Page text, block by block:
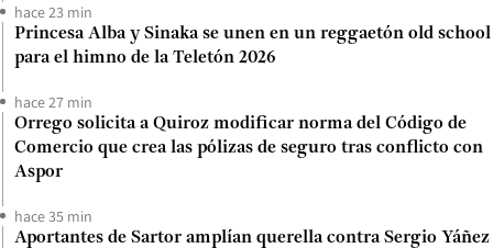
hace 23 min
Princesa Alba y Sinaka se unen en un reggaetón old school
para el himno de la Teletón 2026
hace 27 min
Orrego solicita a Quiroz modificar norma del Código de
Comercio que crea las pólizas de seguro tras conflicto con
Aspor
hace 35 min
Aportantes de Sartor amplían querella contra Sergio Yáñez